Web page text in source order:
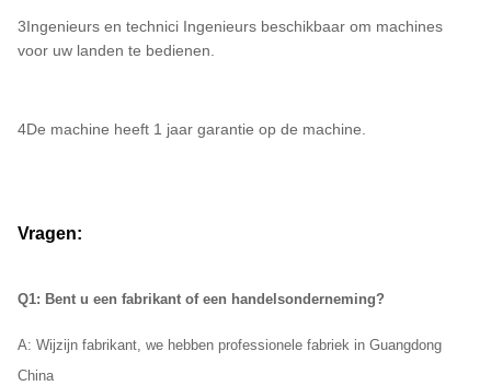
3Ingenieurs en technici Ingenieurs beschikbaar om machines
voor uw landen te bedienen.
4De machine heeft 1 jaar garantie op de machine.
Vragen:
Q1: Bent u een fabrikant of een handelsonderneming?
A: Wijzijn fabrikant, we hebben professionele fabriek in Guangdong
China